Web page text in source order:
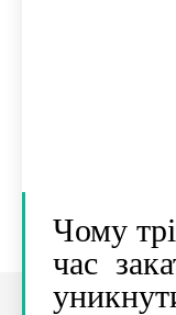
Чому
час